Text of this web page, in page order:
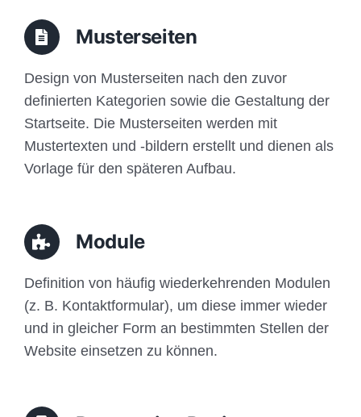
Musterseiten
Design von Musterseiten nach den zuvor
definierten Kategorien sowie die Gestaltung der
Startseite. Die Musterseiten werden mit
Mustertexten und -bildern erstellt und dienen als
Vorlage für den späteren Aufbau.
Module
Definition von häufig wiederkehrenden Modulen
(z. B. Kontaktformular), um diese immer wieder
und in gleicher Form an bestimmten Stellen der
Website einsetzen zu können.